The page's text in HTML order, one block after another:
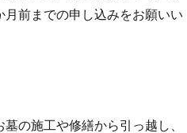
前までの申し込みをお願いい
の施工や修繕から引っ越し、